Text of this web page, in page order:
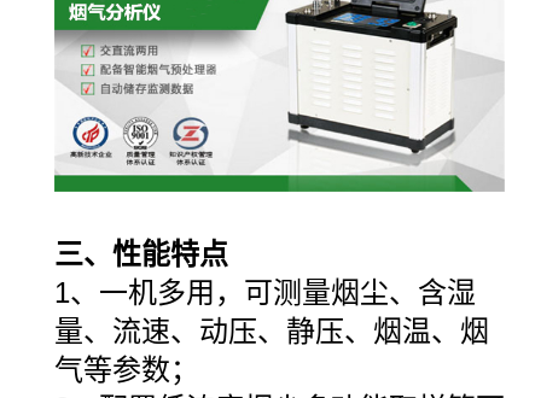
三、性能特点
1、一机多用，可测量烟尘、含湿
量、流速、动压、静压、烟温、烟
气等参数；